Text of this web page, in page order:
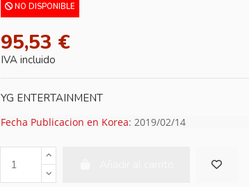
NO DISPONIBLE
95,53 €
IVA incluido
YG ENTERTAINMENT
Fecha Publicacion en Korea: 2019/02/14